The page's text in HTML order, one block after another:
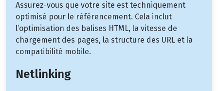
Assurez-vous que votre site est techniquement
optimisé pour le référencement. Cela inclut
l’optimisation des balises HTML, la vitesse de
chargement des pages, la structure des URL et la
compatibilité mobile.
Netlinking